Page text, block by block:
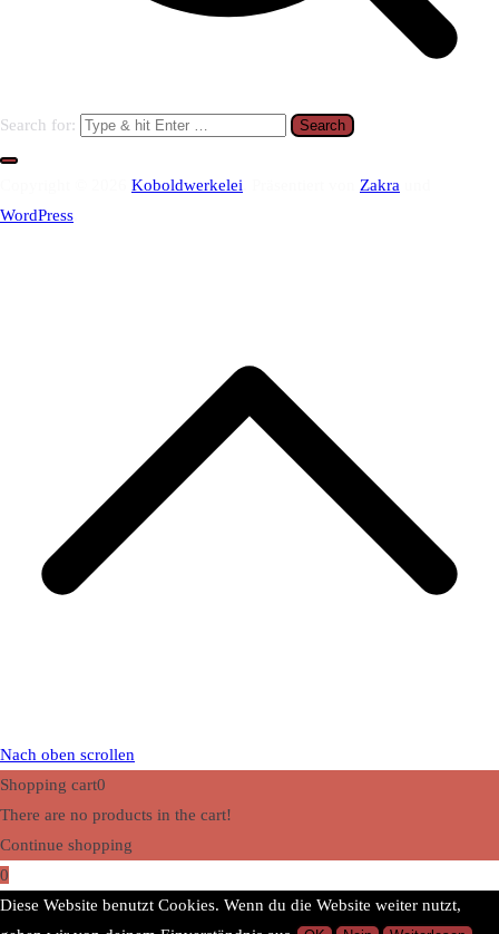
Search for:
Koboldwerkelei Zakra
WordPress
Nach oben scrollen
Shopping cart0
There are no products in the cart!
Continue shopping
0
Diese Website benutzt Cookies. Wenn du die Website weiter nutzt,